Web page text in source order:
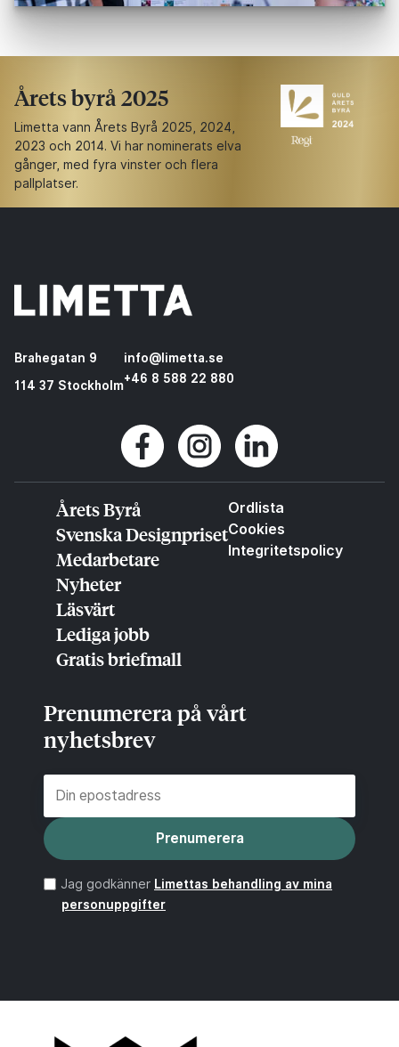
Årets byrå 2025
Limetta vann Årets Byrå 2025, 2024,
2023 och 2014. Vi har nominerats elva
gånger, med fyra vinster och flera
pallplatser.
Brahegatan 9
114 37 Stockholm
info@limetta.se
+46 8 588 22 880
Årets Byrå
Svenska Designpriset
Medarbetare
Nyheter
Läsvärt
Lediga jobb
Gratis briefmall
Ordlista
Cookies
Integritetspolicy
Prenumerera på vårt
nyhetsbrev
Prenumerera
Jag godkänner Limettas behandling av mina
personuppgifter